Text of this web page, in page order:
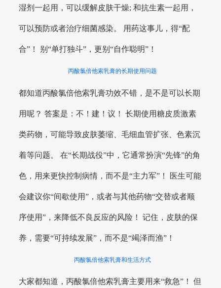
湿剂一起用，可以缓解皮肤干燥; 和抗生素一起用，
可以预防或者治疗细菌感染。 用药这事儿，得“配
合”！ 别“单打独斗”，更别“自作聪明”！
丙酸氯倍他索乳膏的长期使用问题
都知道丙酸氯倍他索乳膏功效不错，是不是可以长期
用呢？ 答案是：不！建！议！ 长期使用糖皮质激素
类药物，可能导致皮肤萎缩、毛细血管扩张、色素沉
着等问题。 在“长期战役”中，它通常扮演“先锋”的角
色，用来更快控制病情，而不是“主力军”！ 医生可能
会建议你“间歇使用”，或者与其他药物“交替或者顺
序使用”，来降低不良反应的风险！ 记住，皮肤的保
养，需要“可持续发展”，而不是“竭泽而渔”！
丙酸氯倍他索乳膏和生活方式
大家都知道，丙酸氯倍他索乳膏主要用来“救急”！ 但